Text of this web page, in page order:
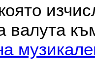
валута